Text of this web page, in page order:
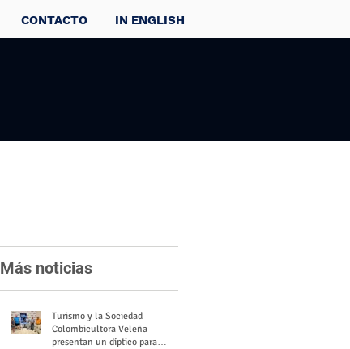
CONTACTO IN ENGLISH
Más noticias
Turismo y la Sociedad
Colombicultora Veleña
presentan un díptico para